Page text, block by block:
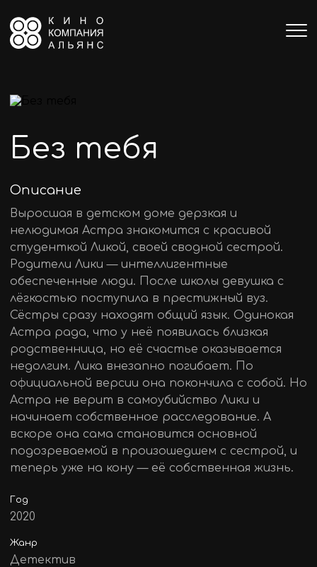
Без тебя
Описание
Выросшая в детском доме дерзкая и
нелюдимая Астра знакомится с красивой
студенткой Ликой, своей сводной сестрой.
Родители Лики — интеллигентные
обеспеченные люди. После школы девушка с
лёгкостью поступила в престижный вуз.
Сёстры сразу находят общий язык. Одинокая
Астра рада, что у неё появилась близкая
родственница, но её счастье оказывается
недолгим. Лика внезапно погибает. По
официальной версии она покончила с собой. Но
Астра не верит в самоубийство Лики и
начинает собственное расследование. А
вскоре она сама становится основной
подозреваемой в произошедшем с сестрой, и
теперь уже на кону — её собственная жизнь.
Год
2020
Жанр
Детектив